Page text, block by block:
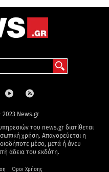
News.gr
του news.gr διατίθεται
χρήση. Απαγορεύεται η
μέσο, μετά ή άνευ
άδεια του εκδότη.
Όροι Χρήσης